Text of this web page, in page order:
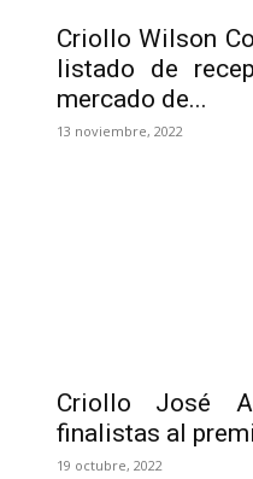
Criollo Wilson
listado de
mercado de...
13 noviembre, 2022
Criollo José
finalistas al
19 octubre, 2022